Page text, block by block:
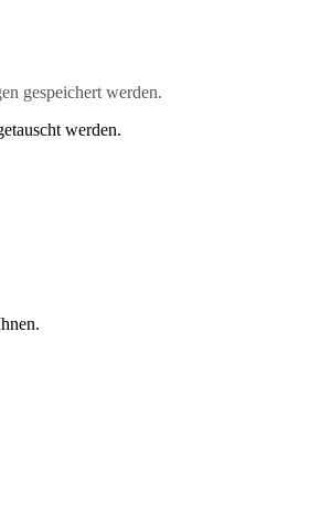
gespeichert werden.
werden.